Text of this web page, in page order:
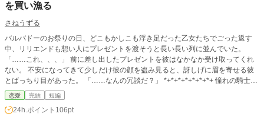
を買い漁る
さねうずる
バルバドーのお祭りの日、どこもかしこも浮き足だった乙女たちでごった返す
中、リリエンドも想い人にプレゼントを渡そうと長い長い列に並んでいた。
「……これ、、、」 前に差し出したプレゼントを彼はなかなか受け取ってくれ
ない。 不安になってきて少しだけ彼の顔を盗み見ると、訝しげに眉を寄せる彼
とばっちり目があった。 「……なんの冗談だ？」 *+*+*+*+*+*+*+ 憧れの騎士の
ブロマイドを買い漁る強火オタク美女× あまりのモテなさに美女のアプローチを
思わず一蹴してしまった騎士団長 ラブコメ
恋愛 完結 短編
24h.ポイント 106pt